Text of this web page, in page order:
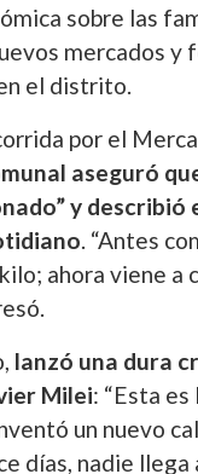
sobre las
mercados y
el distrito.
por el
aseguró
y describió
. “Antes
ahora viene a
lanzó una dura
Milei: “Esta
un nuevo
días, nadie llega